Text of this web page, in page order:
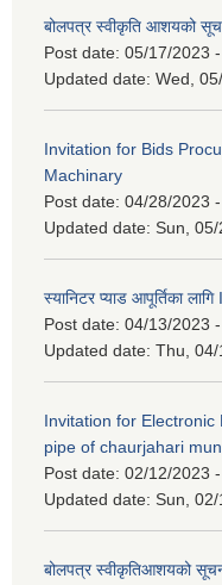
बोलपत्र स्वीकृति आशयको
Post date: 05/17/2023 -
Updated date: Wed,
Invitation for Bids
Machinary
Post date: 04/28/2023
Updated date: Sun,
स्यानिटर प्याड आपूर्तिका
Post date: 04/13/2023
Updated date: Thu,
Invitation for
pipe of chaurjahari
Post date: 02/12/2023
Updated date: Sun,
बोलपत्र स्वीकृतिआशयको